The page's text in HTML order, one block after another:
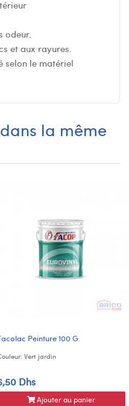
odeur.
et aux rayures.
selon le matériel
la même
Peinture 100 G
Vert jardin
Dhs
Ajouter au panier